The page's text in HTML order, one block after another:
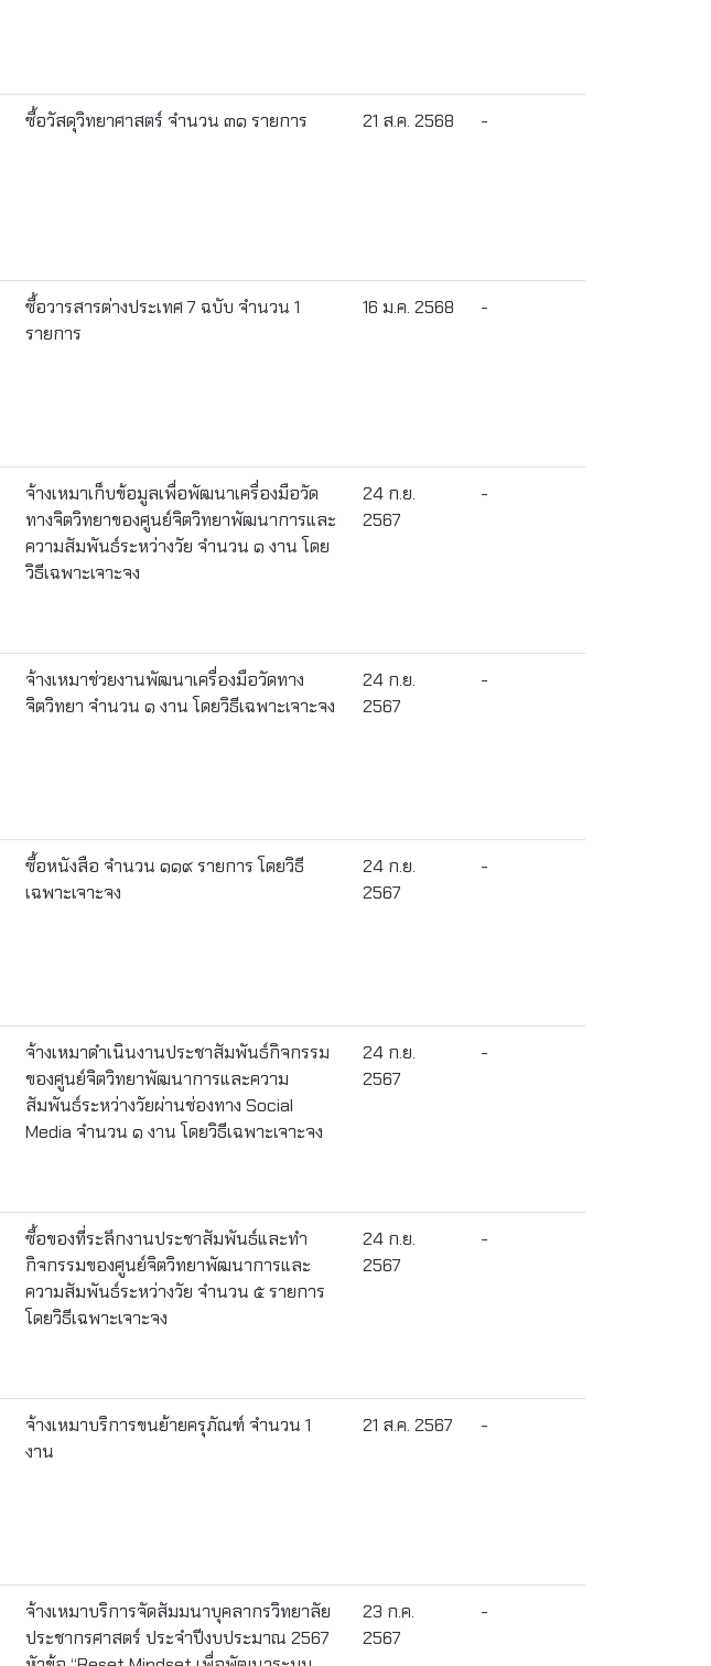
ซื้อวัสดุวิทยาศาสตร์ จำนวน ๓๑ รายการ 21 ส.ค. 2568 -
ซื้อวารสารต่างประเทศ 7 ฉบับ จำนวน 1
รายการ
16 ม.ค. 2568 -
จ้างเหมาเก็บข้อมูลเพื่อพัฒนาเครื่องมือวัด
ทางจิตวิทยาของศูนย์จิตวิทยาพัฒนาการและ
ความสัมพันธ์ระหว่างวัย จำนวน ๑ งาน โดย
วิธีเฉพาะเจาะจง
24 ก.ย.
2567
-
จ้างเหมาช่วยงานพัฒนาเครื่องมือวัดทาง
จิตวิทยา จำนวน ๑ งาน โดยวิธีเฉพาะเจาะจง
24 ก.ย.
2567
-
ซื้อหนังสือ จำนวน ๑๑๙ รายการ โดยวิธี
เฉพาะเจาะจง
24 ก.ย.
2567
-
จ้างเหมาดำเนินงานประชาสัมพันธ์กิจกรรม
ของศูนย์จิตวิทยาพัฒนาการและความ
สัมพันธ์ระหว่างวัยผ่านช่องทาง Social
Media จำนวน ๑ งาน โดยวิธีเฉพาะเจาะจง
24 ก.ย.
2567
-
ซื้อของที่ระลึกงานประชาสัมพันธ์และทำ
กิจกรรมของศูนย์จิตวิทยาพัฒนาการและ
ความสัมพันธ์ระหว่างวัย จำนวน ๕ รายการ
โดยวิธีเฉพาะเจาะจง
24 ก.ย.
2567
-
จ้างเหมาบริการขนย้ายครุภัณฑ์ จำนวน 1
งาน
21 ส.ค. 2567 -
จ้างเหมาบริการจัดสัมมนาบุคลากรวิทยาลัย
ประชากรศาสตร์ ประจำปีงบประมาณ 2567
23 ก.ค.
2567
-